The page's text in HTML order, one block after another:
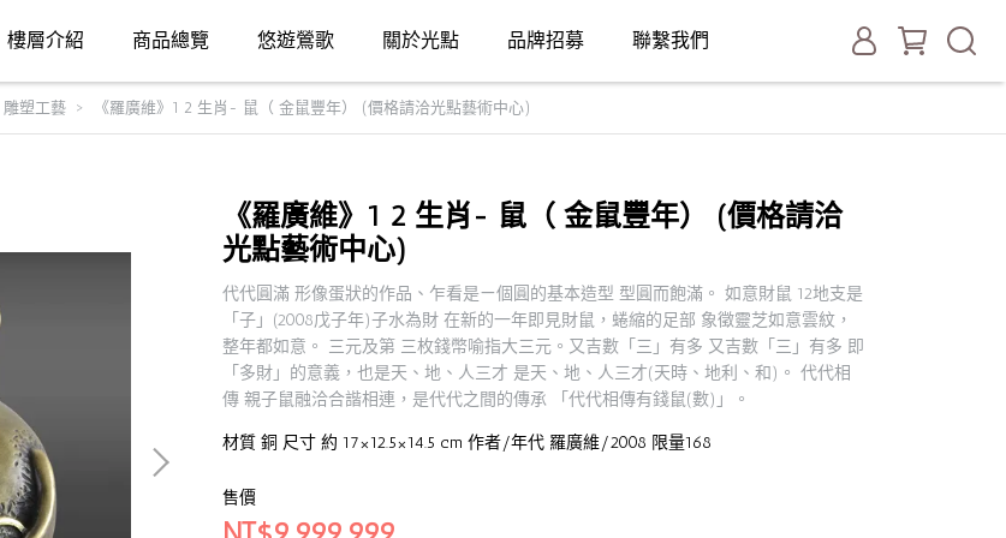
樓層介紹 商品總覽 悠遊鶯歌 關於光點 品牌招募 聯繫我們
雕塑工藝 《羅廣維》1 2 生肖- 鼠（ 金鼠豐年） (價格請洽光點藝術中心)
《羅廣維》1 2 生肖- 鼠（ 金鼠豐年） (價格請洽
光點藝術中心)
代代圓滿 形像蛋狀的作品、乍看是ㄧ個圓的基本造型 型圓而飽滿。 如意財鼠 12地支是
「子」(2008戊子年)子水為財 在新的一年即見財鼠，蜷縮的足部 象徵靈芝如意雲紋，
整年都如意。 三元及第 三枚錢幣喻指大三元。又吉數「三」有多 又吉數「三」有多 即
「多財」的意義，也是天、地、人三才 是天、地、人三才(天時、地利、和)。 代代相
傳 親子鼠融洽合諧相連，是代代之間的傳承 「代代相傳有錢鼠(數)」。
材質 銅 尺寸 約 17×12.5×14.5 cm 作者/年代 羅廣維/2008 限量168
售價